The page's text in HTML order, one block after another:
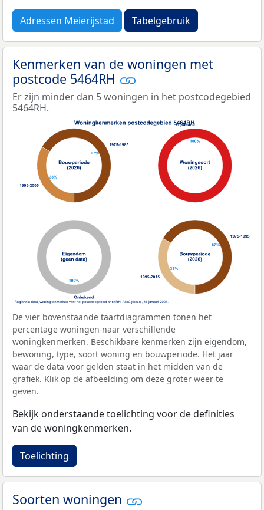
Adressen Meierijstad Tabelgebruik
Kenmerken van de woningen met
postcode 5464RH
Er zijn minder dan 5 woningen in het postcodegebied
5464RH.
De vier bovenstaande taartdiagrammen tonen het
percentage woningen naar verschillende
woningkenmerken. Beschikbare kenmerken zijn eigendom,
bewoning, type, soort woning en bouwperiode. Het jaar
waar de data voor gelden staat in het midden van de
grafiek. Klik op de afbeelding om deze groter weer te
geven.
Bekijk onderstaande toelichting voor de definities
van de woningkenmerken.
Toelichting
Soorten woningen